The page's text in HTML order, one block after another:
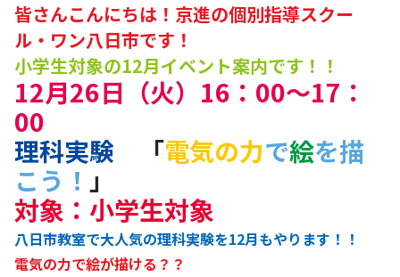
皆さんこんにちは！京進の個別指導スクー
ル・ワン八日市です！
小学生対象の12月イベント案内です！！
12月26日（火）16：00～17：
00
理科実験 「電気の力で絵を描
こう！ 」
対象：小学生対象
八日市教室で大人気の理科実験を12月もやります！！
電気の力で絵が描ける？？